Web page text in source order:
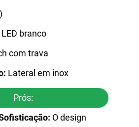
LED branco
com trava
Lateral em inox
Prós:
O design